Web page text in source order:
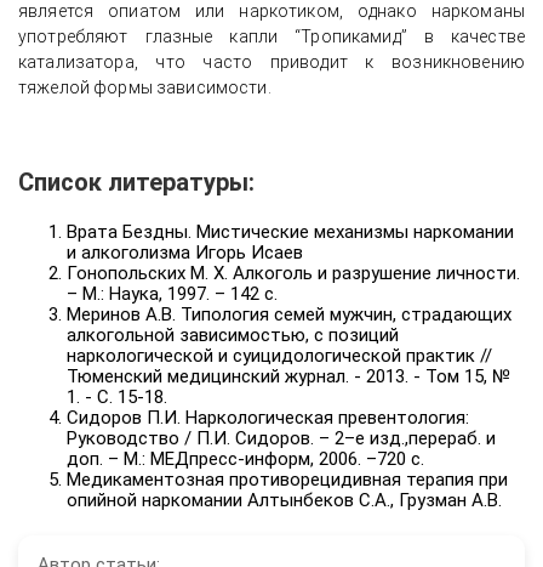
является опиатом или наркотиком, однако наркоманы
употребляют глазные капли “Тропикамид” в качестве
катализатора, что часто приводит к возникновению
тяжелой формы зависимости.
Список литературы:
Врата Бездны. Мистические механизмы наркомании
и алкоголизма Игорь Исаев
Гонопольских М. Х. Алкоголь и разрушение личности.
– М.: Наука, 1997. – 142 с.
Меринов А.В. Типология семей мужчин, страдающих
алкогольной зависимостью, с позиций
наркологической и суицидологической практик //
Тюменский медицинский журнал. - 2013. - Том 15, №
1. - С. 15-18.
Сидоров П.И. Наркологическая превентология:
Руководство / П.И. Сидоров. – 2–е изд.,перераб. и
доп. – М.: МЕДпресс-информ, 2006. –720 с.
Медикаментозная противорецидивная терапия при
опийной наркомании Алтынбеков С.А., Грузман А.В.